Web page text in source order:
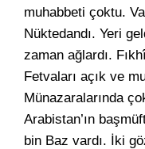
muhabbeti çoktu.
Nüktedandı. Yeri
zaman ağlardı.
Fetvaları açık ve
Münazaralarında
Arabistan’ın
bin Baz vardı. İki